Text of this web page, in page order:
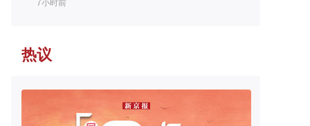
7小时前
热议